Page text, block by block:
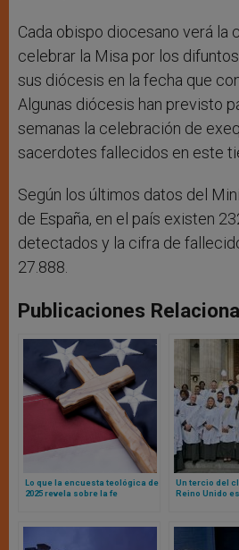
Cada obispo diocesano verá la
celebrar la Misa por los
sus diócesis en la fecha que
Algunas diócesis han previsto
semanas la celebración de
sacerdotes fallecidos en este
Según los últimos datos del
de España, en el país existen
detectados y la cifra de
27.888.
Publicaciones
Lo que la encuesta teológica de
2025 revela sobre la fe
Un tercio del
Reino Unido
investigación